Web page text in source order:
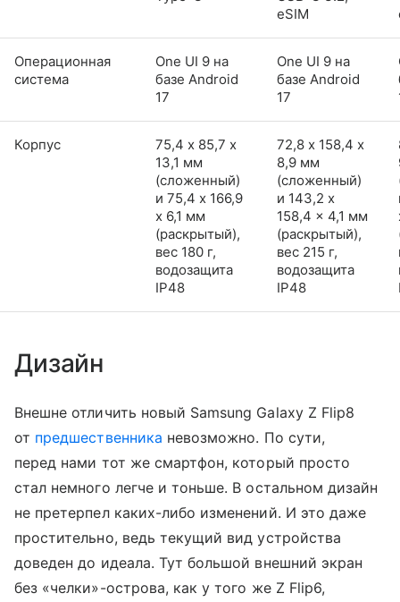
eSIM
Операционная
система
One UI 9 на
базе Android
17
One UI 9 на
базе Android
17
Корпус
75,4 х 85,7 х
13,1 мм
(сложенный)
и 75,4 x 166,9
x 6,1 мм
(раскрытый),
вес 180 г,
водозащита
IP48
72,8 х 158,4 х
8,9 мм
(сложенный)
и 143,2 x
158,4 x 4,1 мм
(раскрытый),
вес 215 г,
водозащита
IP48
Дизайн
Внешне отличить новый Samsung Galaxy Z Flip8
от предшественника невозможно. По сути,
перед нами тот же смартфон, который просто
стал немного легче и тоньше. В остальном дизайн
не претерпел каких-либо изменений. И это даже
простительно, ведь текущий вид устройства
доведен до идеала. Тут большой внешний экран
без «челки»-острова, как у того же Z Flip6,